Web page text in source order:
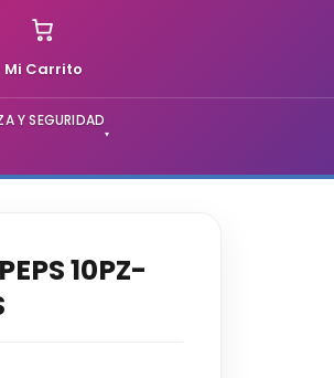
Mi Carrito
Y SEGURIDAD
▾
10PZ-